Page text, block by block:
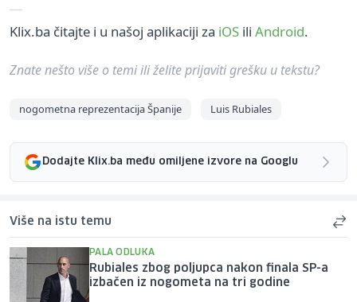
Klix.ba čitajte i u našoj aplikaciji za iOS ili Android.
Znate nešto više o temi ili želite prijaviti grešku u tekstu?
nogometna reprezentacija Španije Luis Rubiales
Dodajte Klix.ba među omiljene izvore na Googlu
Više na istu temu
PALA ODLUKA
Rubiales zbog poljupca nakon finala SP-a
izbačen iz nogometa na tri godine